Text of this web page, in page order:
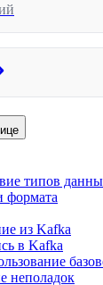
типов
формата
из Kafka
в Kafka
неполадок